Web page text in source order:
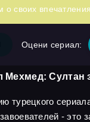
о своих
Оцени сериал:
Мехмед: Султан
турецкого
- это